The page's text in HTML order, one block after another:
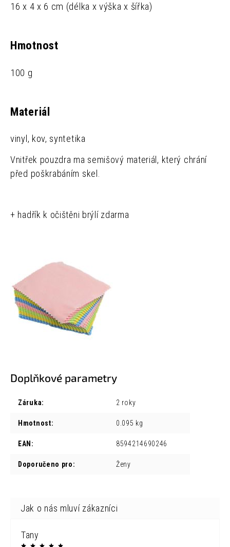
16 x 4 x 6 cm (délka x výška x šířka)
Hmotnost
100 g
Materiál
vinyl, kov, syntetika
Vnitřek pouzdra ma semišový materiál, který chrání
před poškrabáním skel.
+ hadřík k očištěni brýlí zdarma
Doplňkové parametry
Záruka: 2 roky
Hmotnost: 0.095 kg
EAN : 8594214690246
Doporučeno pro: Ženy
Tany